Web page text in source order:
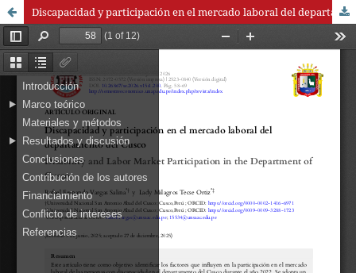
Discapacidad y participación en el mercado laboral del departamento del Cusco